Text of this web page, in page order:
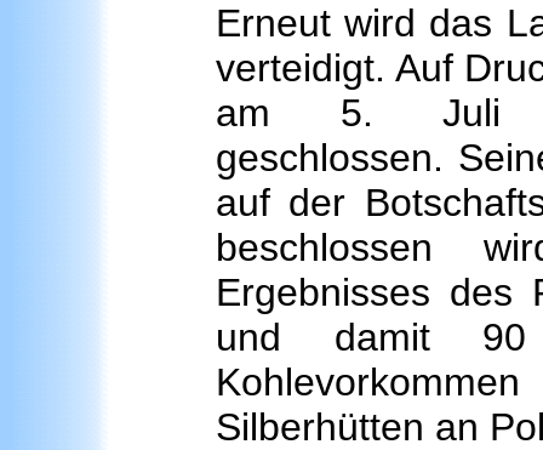
Erneut wird das
verteidigt. Auf
am 5. Juli ein
geschlossen.
auf der
beschlossen
Ergebnisses des
und damit 90
Silberhütten an